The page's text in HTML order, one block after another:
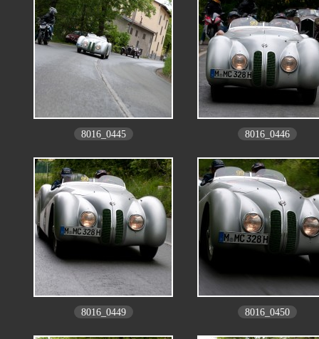
8016_0445 8016_0446
8016_0449 8016_0450